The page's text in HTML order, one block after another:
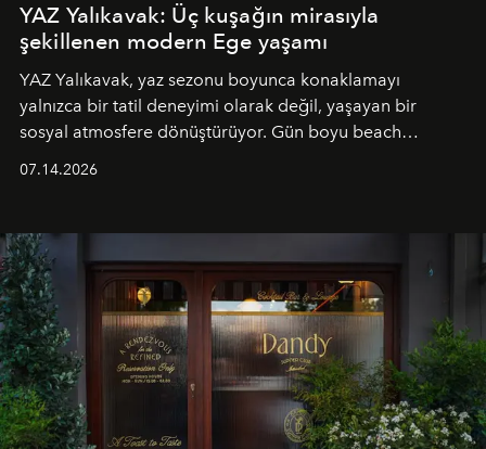
YAZ Yalıkavak: Üç kuşağın mirasıyla
şekillenen modern Ege yaşamı
YAZ Yalıkavak, yaz sezonu boyunca konaklamayı
yalnızca bir tatil deneyimi olarak değil, yaşayan bir
sosyal atmosfere dönüştürüyor. Gün boyu beach
tematik gastronomi geceleri misafirlerle buluşuyor.
Paylaşıma, lezzete ve müziğe odaklanan bu özel
akşamlar, YAZ’ın sade lüks anlayışını gün batımından
geceye taşıyarak her hafta farklı bir deneyim sunuyor.
07.14.2026